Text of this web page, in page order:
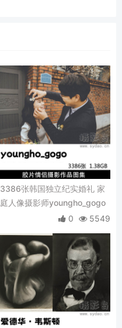
3386张韩国独立纪实婚礼 家
庭人像摄影师youngho_gogo
复古胶片质感生活化婚礼、情
0 5549